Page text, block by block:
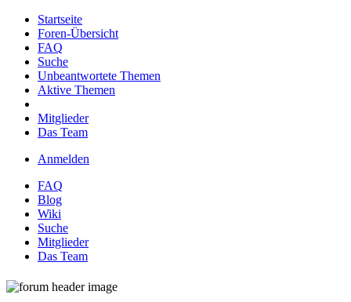
Startseite
Foren-Übersicht
FAQ
Suche
Unbeantwortete Themen
Aktive Themen
Mitglieder
Das Team
Anmelden
FAQ
Blog
Wiki
Suche
Mitglieder
Das Team